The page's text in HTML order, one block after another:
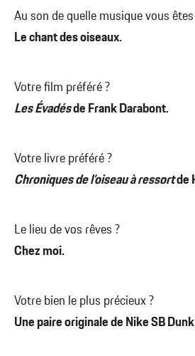
Au son de quelle musique vous
Le chant des oiseaux.
Votre film préféré ?
Les Évadésde Frank Darabont.
Votre livre préféré ?
Chroniques de l’oiseau à ressortde
Le lieu de vos rêves ?
Chez moi.
Votre bien le plus précieux ?
Une paire originale de Nike SB